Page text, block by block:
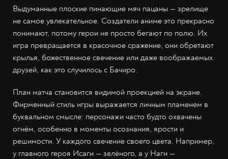
Выдуманные плоские пинающие мяч пацаны — зрелище
не самое увлекательное. Создатели аниме это прекрасно
понимают, потому герои не просто бегают по полю. Их
игра превращается в красочное сражение, они обретают
крылья, божественное свечение или даже воображаемых
друзей, как это случилось с Бачиро.
План матча становится видимой проекцией на экране.
Фирменный стиль игры выражается личным пламенем в
буквальном смысле: персонажи часто будто охвачены
огнём, особенно в моменты осознания, ярости и
решимости. У каждого свечение своего цвета. Например,
у главного героя Исаги — зелёного, а у Наги —